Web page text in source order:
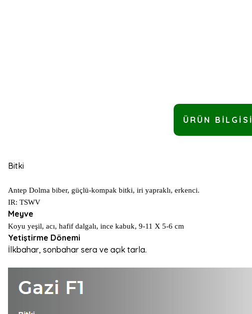
ÜRÜN BILGISI
Bitki
Antep Dolma biber, güçlü-kompak bitki, iri yapraklı, erkenci.
IR: TSWV
Meyve
Koyu yeşil, acı, hafif dalgalı, ince kabuk, 9-11 X 5-6 cm
Yetiştirme Dönemi
İlkbahar, sonbahar sera ve açık tarla.